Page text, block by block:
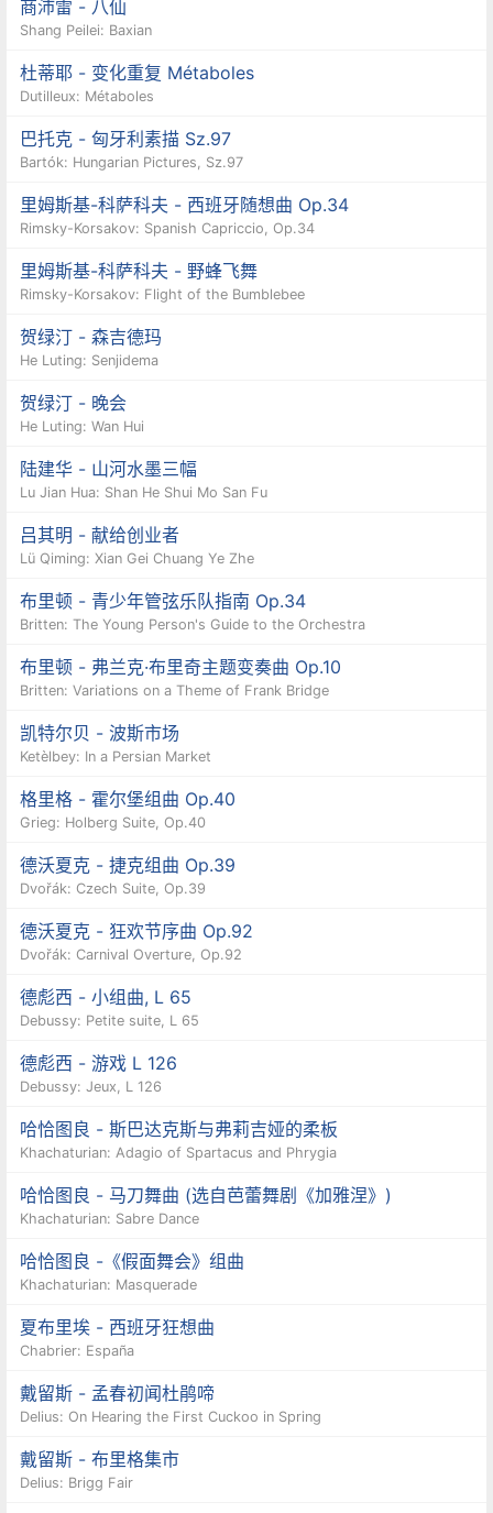
商沛雷 - 八仙
Shang Peilei: Baxian
杜蒂耶 - 变化重复 Métaboles
Dutilleux: Métaboles
巴托克 - 匈牙利素描 Sz.97
Bartók: Hungarian Pictures, Sz.97
里姆斯基-科萨科夫 - 西班牙随想曲 Op.34
Rimsky-Korsakov: Spanish Capriccio, Op.34
里姆斯基-科萨科夫 - 野蜂飞舞
Rimsky-Korsakov: Flight of the Bumblebee
贺绿汀 - 森吉德玛
He Luting: Senjidema
贺绿汀 - 晚会
He Luting: Wan Hui
陆建华 - 山河水墨三幅
Lu Jian Hua: Shan He Shui Mo San Fu
吕其明 - 献给创业者
Lü Qiming: Xian Gei Chuang Ye Zhe
布里顿 - 青少年管弦乐队指南 Op.34
Britten: The Young Person's Guide to the Orchestra
布里顿 - 弗兰克·布里奇主题变奏曲 Op.10
Britten: Variations on a Theme of Frank Bridge
凯特尔贝 - 波斯市场
Ketèlbey: In a Persian Market
格里格 - 霍尔堡组曲 Op.40
Grieg: Holberg Suite, Op.40
德沃夏克 - 捷克组曲 Op.39
Dvořák: Czech Suite, Op.39
德沃夏克 - 狂欢节序曲 Op.92
Dvořák: Carnival Overture, Op.92
德彪西 - 小组曲, L 65
Debussy: Petite suite, L 65
德彪西 - 游戏 L 126
Debussy: Jeux, L 126
哈恰图良 - 斯巴达克斯与弗莉吉娅的柔板
Khachaturian: Adagio of Spartacus and Phrygia
哈恰图良 - 马刀舞曲 (选自芭蕾舞剧《加雅涅》)
Khachaturian: Sabre Dance
哈恰图良 -《假面舞会》组曲
Khachaturian: Masquerade
夏布里埃 - 西班牙狂想曲
Chabrier: España
戴留斯 - 孟春初闻杜鹃啼
Delius: On Hearing the First Cuckoo in Spring
戴留斯 - 布里格集市
Delius: Brigg Fair